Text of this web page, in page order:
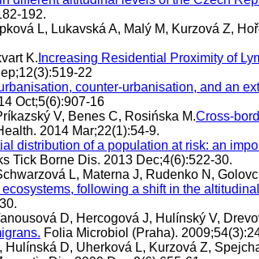
192.
L, Lukavská A, Malý M, Kurzová Z,
K. Increasing Residential Proximity of
22
counter-urbanisation, and an
Oct;5(6):907-16
V, Benes C, Rosińska M.Cross-
2014 Mar;22(1):54-9.
distribution of a population at risk: an
Tick Borne Dis. 2013 Dec;4(6):522-30.
L, Materna J, Rudenko N,
following a shift in the
D, Hercogová J, Hulínský V,
Folia Microbiol (Praha).
Hulínská D, Uherková L, Kurzová Z,